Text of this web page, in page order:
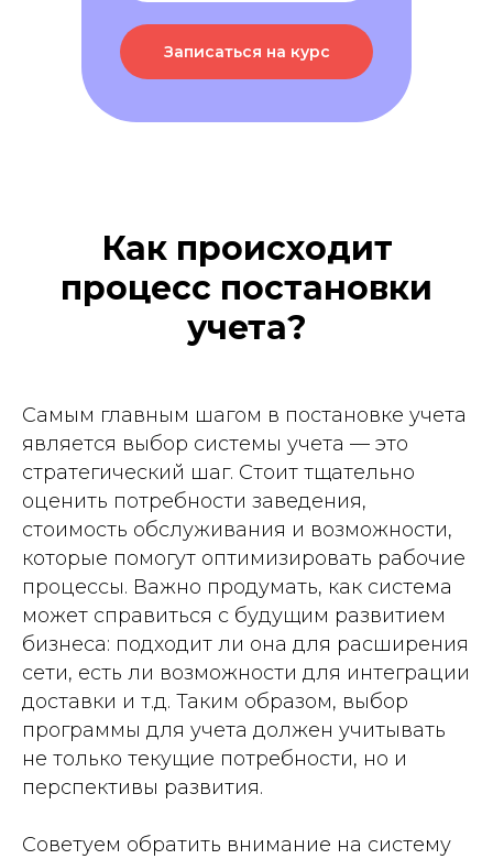
Записаться на курс
Как происходит
процесс постановки
учета?
Самым главным шагом в постановке учета
является выбор системы учета — это
стратегический шаг. Стоит тщательно
оценить потребности заведения,
стоимость обслуживания и возможности,
которые помогут оптимизировать рабочие
процессы. Важно продумать, как система
может справиться с будущим развитием
бизнеса: подходит ли она для расширения
сети, есть ли возможности для интеграции
доставки и т.д. Таким образом, выбор
программы для учета должен учитывать
не только текущие потребности, но и
перспективы развития.
Советуем обратить внимание на систему